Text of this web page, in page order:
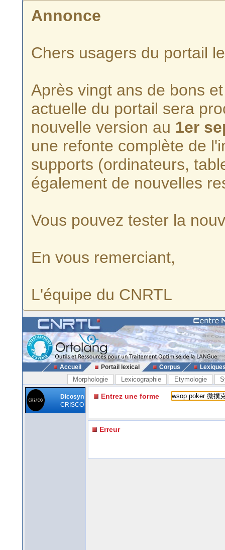
Annonce
Chers usagers du portail
Après vingt ans de bons
actuelle du portail sera
nouvelle version au 1er
une refonte complète de
supports (ordinateurs,
également de nouvelles
Vous pouvez tester la
En vous remerciant,
L'équipe du CNRTL
Accueil Portail lexical Corpus
Morphologie Lexicographie Etymologie
Dicosyn
CRISCO
Entrez une forme
Erreur